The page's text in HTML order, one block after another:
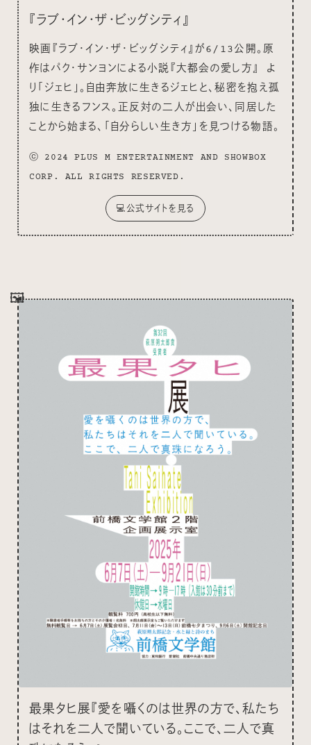
『ラブ・イン・ザ・ビッグシティ』
映画『ラブ・イン・ザ・ビッグシティ』が6/13公開。原
作はパク・サンヨンによる小説『大都会の愛し方』 よ
り「ジェヒ」。自由奔放に生きるジェヒと、秘密を抱え孤
独に生きるフンス。正反対の二人が出会い、同居した
ことから始まる、「自分らしい生き方」を見つける物語。
ⓒ 2024 PLUS M ENTERTAINMENT AND SHOWBOX
CORP. ALL RIGHTS RESERVED.
💻公式サイトを見る
🖼
最果タヒ展『愛を囁くのは世界の方で、私たち
はそれを二人で聞いている。ここで、二人で真